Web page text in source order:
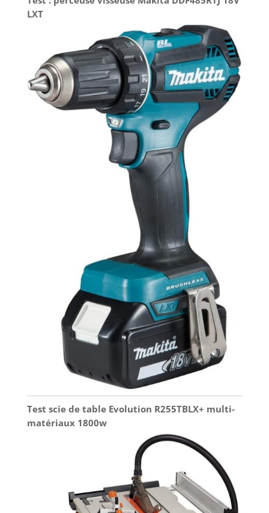
LXT
Test scie de table Evolution R255TBLX+ multi-
matériaux 1800w